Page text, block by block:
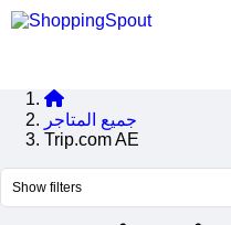
جميع المتاجر
Trip.com AE
Show filters